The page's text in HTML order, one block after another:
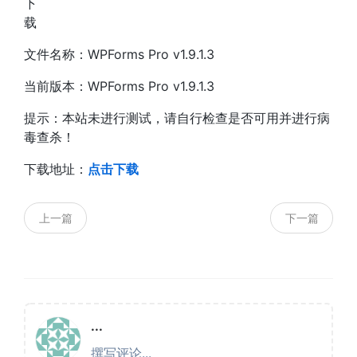
载
文件名称：WPForms Pro v1.9.1.3
当前版本：WPForms Pro v1.9.1.3
提示：本站未进行测试，请自行检查是否可用并进行病
毒查杀！
下载地址： 点击下载
上一篇 下一篇